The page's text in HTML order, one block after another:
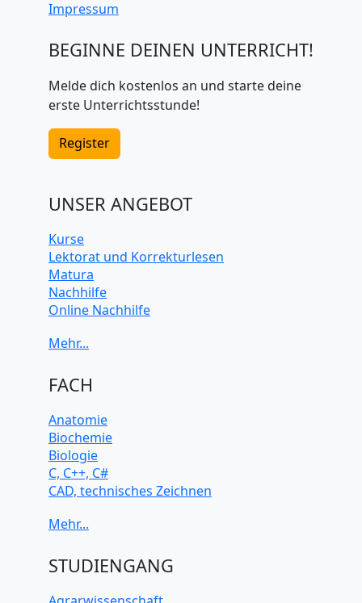
Impressum
BEGINNE DEINEN UNTERRICHT!
Melde dich kostenlos an und starte deine
erste Unterrichtsstunde!
Register
UNSER ANGEBOT
Kurse
Lektorat und Korrekturlesen
Matura
Nachhilfe
Online Nachhilfe
FACH
Anatomie
Biochemie
Biologie
C, C++, C#
CAD, technisches Zeichnen
Computerarchitektur
Elektrotechnik
Java
STUDIENGANG